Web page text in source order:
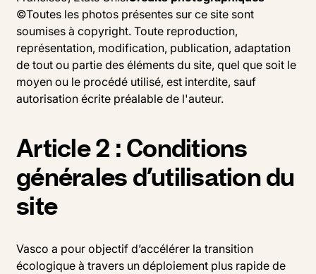
©Toutes les photos présentes sur ce site sont
soumises à copyright. Toute reproduction,
représentation, modification, publication, adaptation
de tout ou partie des éléments du site, quel que soit le
moyen ou le procédé utilisé, est interdite, sauf
autorisation écrite préalable de l'auteur.
Article 2 : Conditions
générales d’utilisation du
site
Vasco a pour objectif d’accélérer la transition
écologique à travers un déploiement plus rapide de